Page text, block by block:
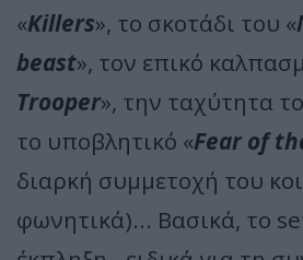
«Killers», το σκοτάδι του «
beast», τον επικό
Trooper», την ταχύτητα
το υποβλητικό «Fear of
διαρκή συμμετοχή του
φωνητικά)... Βασικά, το